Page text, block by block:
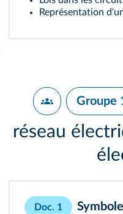
Représentation
Groupe
réseau
Doc. 1